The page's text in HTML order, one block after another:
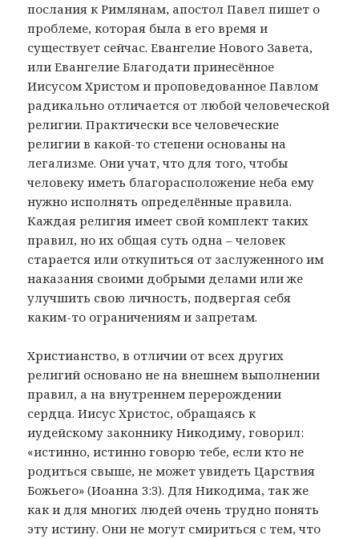
послания к Римлянам, апостол Павел пишет о
проблеме, которая была в его время и
существует сейчас. Евангелие Нового Завета,
или Евангелие Благодати принесённое
Иисусом Христом и проповедованное Павлом
радикально отличается от любой человеческой
религии. Практически все человеческие
религии в какой-то степени основаны на
легализме. Они учат, что для того, чтобы
человеку иметь благорасположение неба ему
нужно исполнять определённые правила.
Каждая религия имеет свой комплект таких
правил, но их общая суть одна – человек
старается или откупиться от заслуженного им
наказания своими добрыми делами или же
улучшить свою личность, подвергая себя
каким-то ограничениям и запретам.
Христианство, в отличии от всех других
религий основано не на внешнем выполнении
правил, а на внутреннем перерождении
сердца. Иисус Христос, обращаясь к
иудейскому законнику Никодиму, говорил:
«истинно, истинно говорю тебе, если кто не
родиться свыше, не может увидеть Царствия
Божьего» (Иоанна 3:3). Для Никодима, так же
как и для многих людей очень трудно понять
эту истину. Они не могут смириться с тем, что